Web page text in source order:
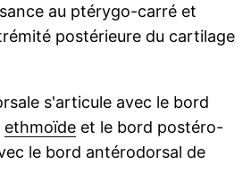
au ptérygo-carré et
postérieure du cartilage
s'articule avec le bord
ethmoïdeet le bord postéro-
le bord antérodorsal de